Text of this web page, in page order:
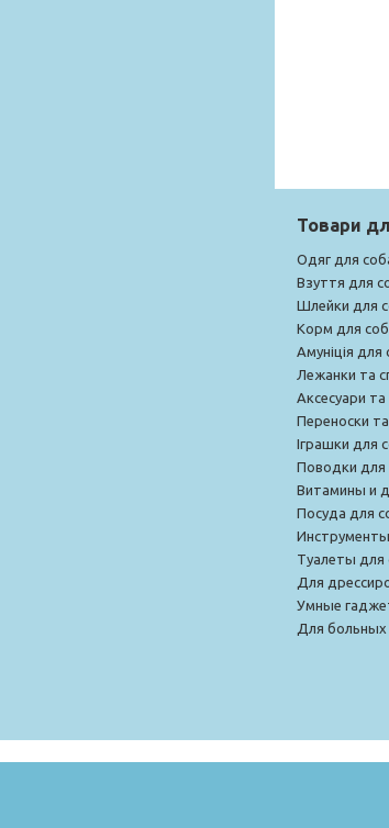
Товари
Одяг для
Взуття для
Шлейки для
Корм для
Амуніція для
Лежанки та
Аксесуари
Переноски
Іграшки для
Поводки для
Витамины и
Посуда для
Инструменты
Туалеты для
Для
Умные
Для больных